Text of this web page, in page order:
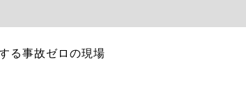
る事故ゼロの現場